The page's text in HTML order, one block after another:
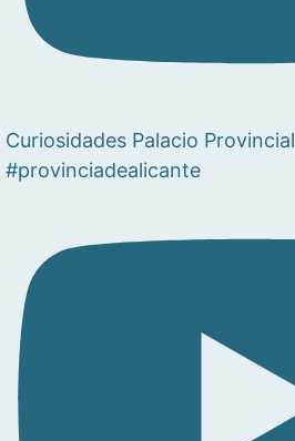
Curiosidades Palacio Provincial
#provinciadealicante